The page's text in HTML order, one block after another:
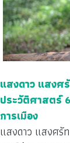
แสงดาว แสงศ
ประวัติศาสตร์
การเมือง
แสงดาว แสงศรั